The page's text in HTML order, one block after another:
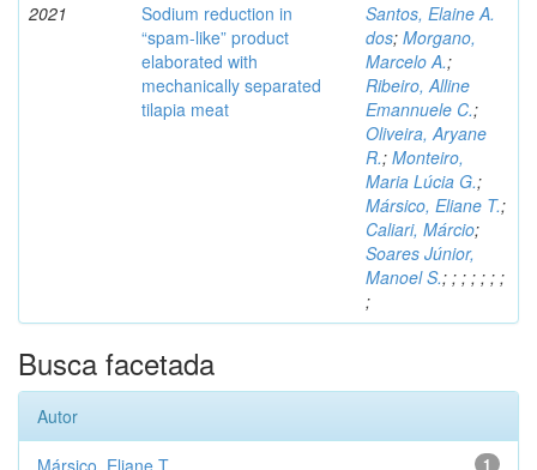
2021
Sodium reduction in
“spam-like” product
elaborated with
mechanically separated
tilapia meat
Santos, Elaine A.
dos; Morgano,
Marcelo A.;
Ribeiro, Alline
Emannuele C.;
Oliveira, Aryane
R.; Monteiro,
Maria Lúcia G.;
Mársico, Eliane T.;
Caliari, Márcio;
Soares Júnior,
Manoel S.; ; ; ; ; ; ;
;
Busca facetada
Autor
1